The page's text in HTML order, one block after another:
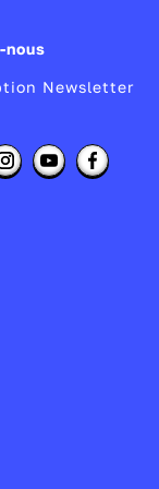
en
et
de
nous
Newsletter